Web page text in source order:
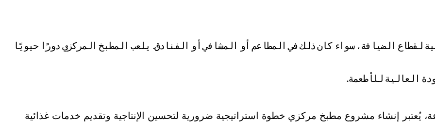
لقطاع الضيافة، سواء كان ذلك في المطاعم أو المشافي أو الفنادق. يلعب المطبخ المركزي دورًا حيويًا
العالية للأطعمة.
يُعتبر إنشاء مشروع مطبخ مركزي خطوة استراتيجية ضرورية لتحسين الإنتاجية وتقديم خدمات غذائية